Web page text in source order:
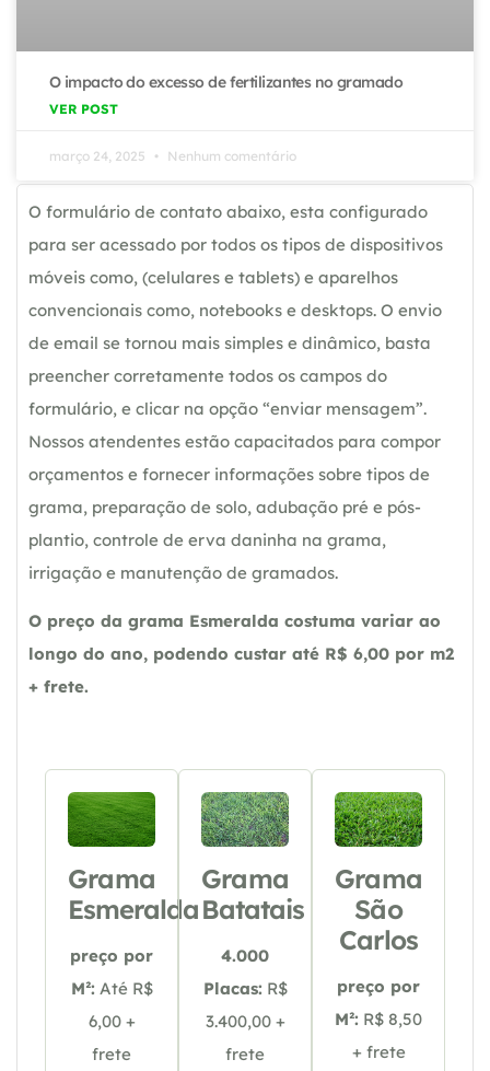
O impacto do excesso de fertilizantes no gramado
VER POST
março 24, 2025 Nenhum comentário
O formulário de contato abaixo, esta configurado
para ser acessado por todos os tipos de dispositivos
móveis como, (celulares e tablets) e aparelhos
convencionais como, notebooks e desktops. O envio
de email se tornou mais simples e dinâmico, basta
preencher corretamente todos os campos do
formulário, e clicar na opção “enviar mensagem”.
Nossos atendentes estão capacitados para compor
orçamentos e fornecer informações sobre tipos de
grama, preparação de solo, adubação pré e pós-
plantio, controle de erva daninha na grama,
irrigação e manutenção de gramados.
O preço da grama Esmeralda costuma variar ao
longo do ano, podendo custar até R$ 6,00 por m2
+ frete.
Grama
Esmeralda
preço por
M²: Até R$
6,00 +
frete
Grama
Batatais
4.000
Placas: R$
3.400,00 +
frete
Grama
São
Carlos
preço por
M²: R$ 8,50
+ frete